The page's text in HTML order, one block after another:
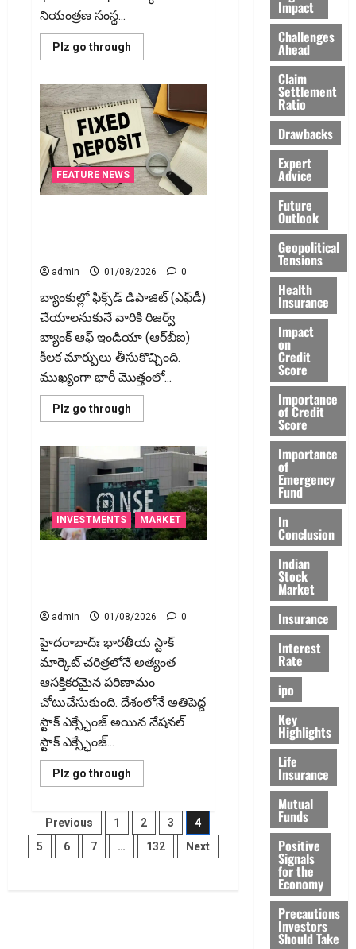
నియంత్రణ సంస్థ...
Plz go through
more
షేర్లపై
సెబీ
స్పష్టత…
200
మంది
లోపే
అయితే
పబ్లిక్‌
ఇష్యూ
కాదు
Not
a
Public
Issue
if
Limited
to
200
Investors
FEATURE NEWS
admin 01/08/2026 0
బ్యాంకుల్లో ఫిక్స్‌డ్ డిపాజిట్ (ఎఫ్‌డీ)
చేయాలనుకునే వారికి రిజర్వ్
బ్యాంక్ ఆఫ్ ఇండియా (ఆర్‌బీఐ)
కీలక మార్పులు తీసుకొచ్చింది.
ముఖ్యంగా భారీ మొత్తంలో...
Plz go through
more
ఎఫ్‌డీలపై
ఆర్‌బీఐ
కొత్త
నిబంధనలు..
RBI
Brings
New
Rules
for
INVESTMENTS MARKET
admin 01/08/2026 0
హైద‌రాబాద్ః భారతీయ స్టాక్
మార్కెట్ చరిత్రలోనే అత్యంత
ఆసక్తికరమైన పరిణామం
చోటుచేసుకుంది. దేశంలోనే అతిపెద్ద
స్టాక్ ఎక్స్ఛేంజ్ అయిన నేషనల్
స్టాక్ ఎక్స్ఛేంజ్...
Plz go through
more
ఐపీఓ
దారి
సుగమం..సెబీకి
రూ.1,491
కోట్ల
Posts
pagination
Previous 1 2 3
4
5
6 7 … 132 Next
Impact
Challenges
Ahead
Claim
Settlement
Ratio
Drawbacks
Expert
Advice
Future
Outlook
Geopolitical
Tensions
Health
Insurance
Impact
on
Credit
Score
Importance
of Credit
Score
Importance
of
Emergency
Fund
In
Conclusion
Indian
Stock
Market
Insurance
Interest
Rate
ipo
Key
Highlights
Life
Insurance
Mutual
Funds
Positive
Signals
for the
Economy
Precautions
Investors
Should Take